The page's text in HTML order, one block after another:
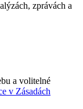
zprávách a
a volitelné
v Zásadách